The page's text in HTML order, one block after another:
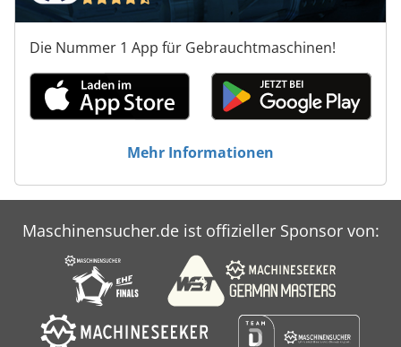
Die Nummer 1 App für Gebrauchtmaschinen!
Mehr Informationen
Maschinensucher.de ist offizieller Sponsor von: